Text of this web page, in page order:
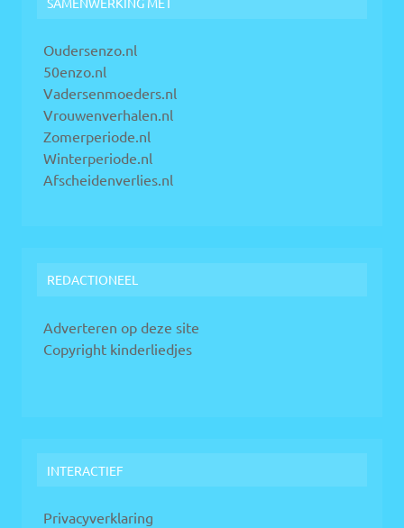
Oudersenzo.nl
50enzo.nl
Vadersenmoeders.nl
Vrouwenverhalen.nl
Zomerperiode.nl
Winterperiode.nl
Afscheidenverlies.nl
REDACTIONEEL
Adverteren op deze site
Copyright kinderliedjes
INTERACTIEF
Privacyverklaring